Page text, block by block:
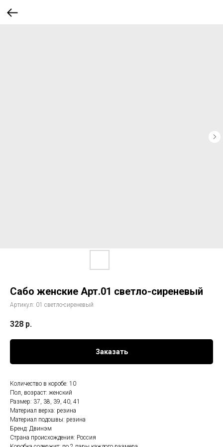
Сабо женские Арт.01 светло-сиреневый
Артикул: 01 светло-сиреневый
328 р.
Заказать
Количество в коробе: 10
Пол, возраст: женский
Размер: 37, 38, 39, 40, 41
Материал верха: резина
Материал подошвы: резина
Бренд: Двинэм
Страна происхождения: Россия